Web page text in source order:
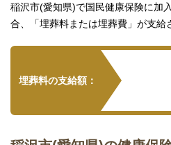
稲沢市(愛知県)で国民健康保険に加
合、「埋葬料または埋葬費」が支給
埋葬料の支給額：